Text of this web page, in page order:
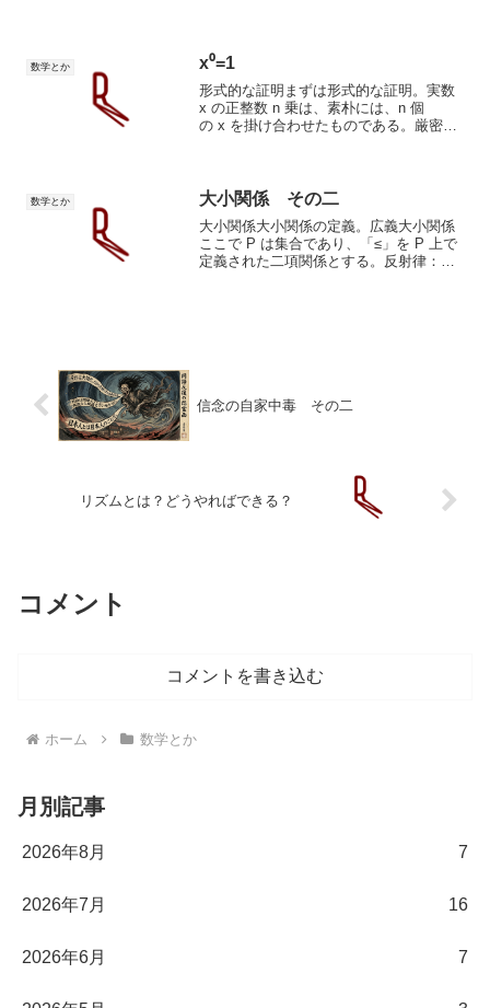
数学とか x⁰=1
形式的な証明まずは形式的な証明。実数
x の正整数 n 乗は、素朴には、n 個
の x を掛け合わせたものである。厳密に
数学とか 大小関係 その二
大小関係大小関係の定義。広義大小関係
ここで P は集合であり、「≤」を P 上で
定義された二項関係とする。反射律：
信念の自家中毒 その二
リズムとは？どうやればできる？
コメント
コメントを書き込む
ホーム 数学とか
月別記事
2026年8月 7
2026年7月 16
2026年6月 7